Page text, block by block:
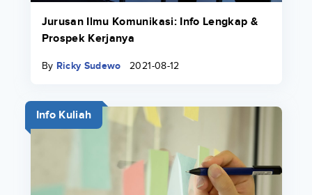
Jurusan Ilmu Komunikasi: Info Lengkap &
Prospek Kerjanya
By Ricky Sudewo 2021-08-12
Info Kuliah